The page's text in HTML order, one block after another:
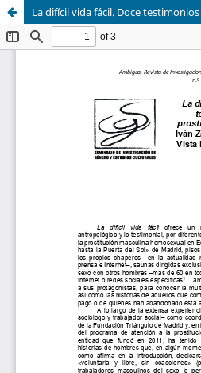
La difícil vida fácil. Doce